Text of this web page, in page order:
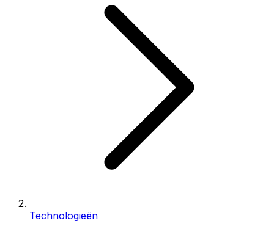
Technologieën